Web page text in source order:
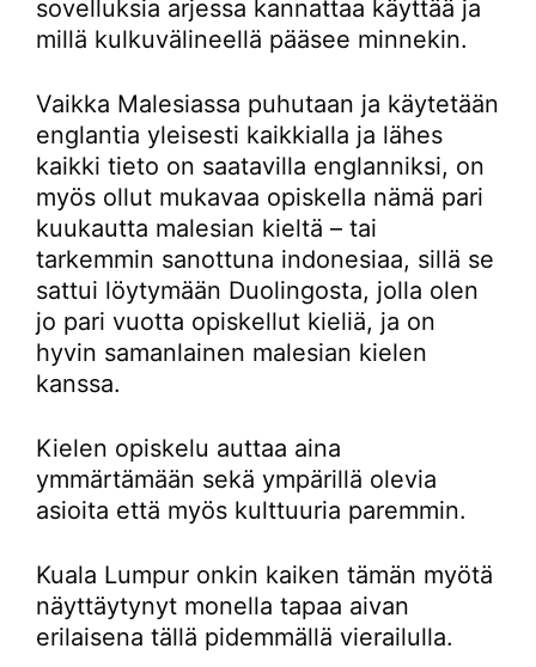
sovelluksia arjessa kannattaa käyttää ja
millä kulkuvälineellä pääsee minnekin.
Vaikka Malesiassa puhutaan ja käytetään
englantia yleisesti kaikkialla ja lähes
kaikki tieto on saatavilla englanniksi, on
myös ollut mukavaa opiskella nämä pari
kuukautta malesian kieltä – tai
tarkemmin sanottuna indonesiaa, sillä se
sattui löytymään Duolingosta, jolla olen
jo pari vuotta opiskellut kieliä, ja on
hyvin samanlainen malesian kielen
kanssa.
Kielen opiskelu auttaa aina
ymmärtämään sekä ympärillä olevia
asioita että myös kulttuuria paremmin.
Kuala Lumpur onkin kaiken tämän myötä
näyttäytynyt monella tapaa aivan
erilaisena tällä pidemmällä vierailulla.